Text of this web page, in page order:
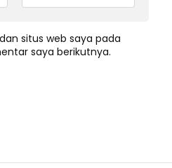
situs web saya pada
saya berikutnya.